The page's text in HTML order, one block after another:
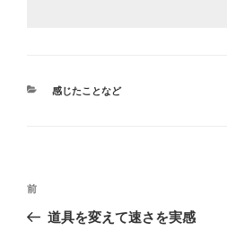
カ
感じたことなど
投
ナ
前
の
前
道具を変えて速さを実感